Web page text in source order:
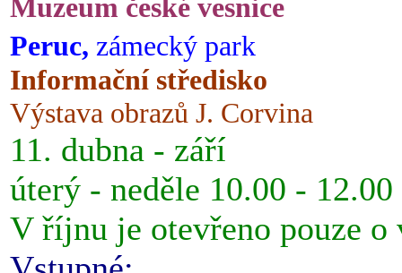
Muzeum české vesnice
Peruc, zámecký park
Informační středisko
Výstava obrazů J. Corvina
11. dubna - září
úterý - neděle 10.00 -
V říjnu je otevřeno pouze o